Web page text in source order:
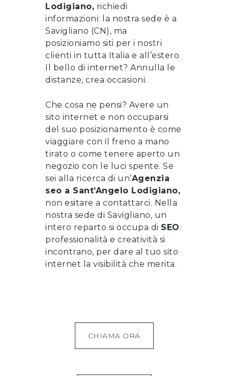
Lodigiano, richiedi
informazioni: la nostra sede è a
Savigliano (CN), ma
posizioniamo siti per i nostri
clienti in tutta Italia e all’estero.
Il bello di internet? Annulla le
distanze, crea occasioni.
Che cosa ne pensi? Avere un
sito internet e non occuparsi
del suo posizionamento è come
viaggiare con il freno a mano
tirato o come tenere aperto un
negozio con le luci spente. Se
sei alla ricerca di un’Agenzia
seo a Sant’Angelo Lodigiano,
non esitare a contattarci. Nella
nostra sede di Savigliano, un
intero reparto si occupa di SEO:
professionalità e creatività si
incontrano, per dare al tuo sito
internet la visibilità che merita.
CHIAMA ORA